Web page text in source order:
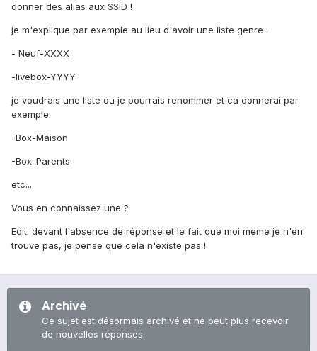
donner des alias aux SSID !
je m'explique par exemple au lieu d'avoir une liste genre :
- Neuf-XXXX
-livebox-YYYY
je voudrais une liste ou je pourrais renommer et ca donnerai par
exemple:
-Box-Maison
-Box-Parents
etc...
Vous en connaissez une ?
Edit: devant l'absence de réponse et le fait que moi meme je n'en
trouve pas, je pense que cela n'existe pas !
Archivé
Ce sujet est désormais archivé et ne peut plus recevoir
de nouvelles réponses.